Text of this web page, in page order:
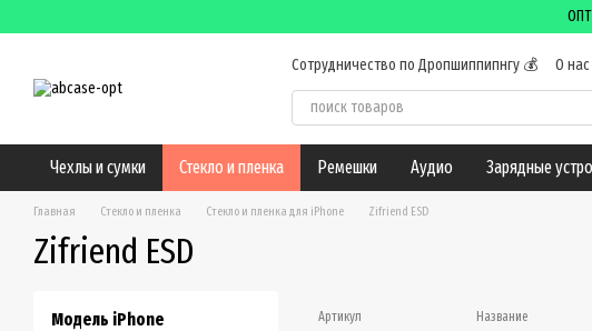
Сотрудничество по Дропшиппипнгу 💰
О нас
Оплата и доставка
Обмен и возврат
Контактная информация
Чехлы и сумки Стекло и пленка Ремешки Аудио Зарядные
Главная Стекло и пленка Стекло и пленка для iPhone Zifriend ESD
Zifriend ESD
Артикул Название
Модель iPhone